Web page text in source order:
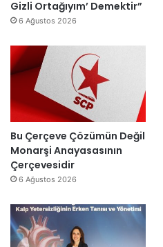
i
r
j
e
i
t
a
a
m
l
a
n
d
Gizli Ortağıyım’ Demektir”
6 Ağustos 2026
Bu Çerçeve Çözümün Değil
Monarşi Anayasasının
Çerçevesidir
6 Ağustos 2026